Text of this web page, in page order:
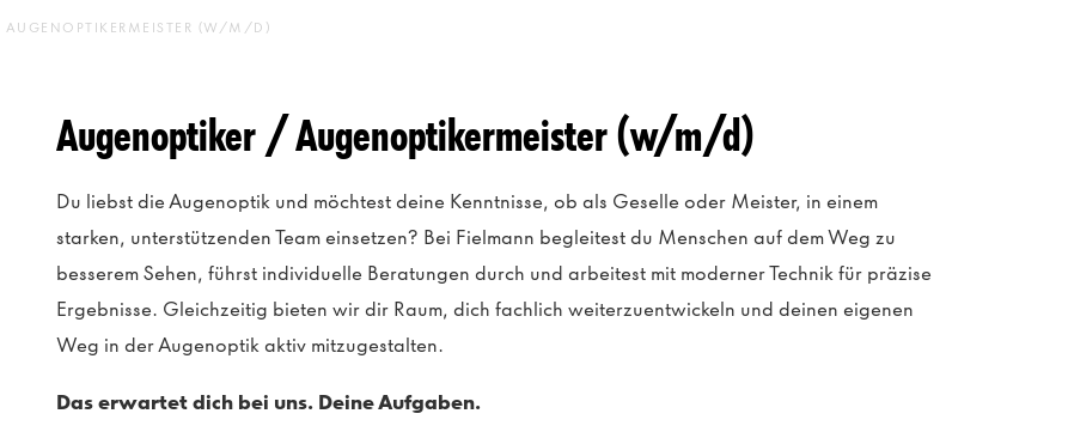
(W/M/D)
Augenoptiker / Augenoptikermeister (w/m/d)
Du liebst die Augenoptik und möchtest deine Kenntnisse, ob als Geselle oder Meister, in einem
starken, unterstützenden Team einsetzen? Bei Fielmann begleitest du Menschen auf dem Weg zu
besserem Sehen, führst individuelle Beratungen durch und arbeitest mit moderner Technik für präzise
Ergebnisse. Gleichzeitig bieten wir dir Raum, dich fachlich weiterzuentwickeln und deinen eigenen
Weg in der Augenoptik aktiv mitzugestalten.
Das erwartet dich bei uns. Deine Aufgaben.